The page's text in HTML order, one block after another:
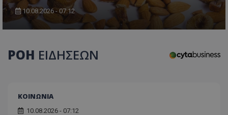
10.08.2026 - 07:12
ΡΟΗ ΕΙΔΗΣΕΩΝ
ΚΟΙΝΩΝΙΑ
10.08.2026 - 07:12